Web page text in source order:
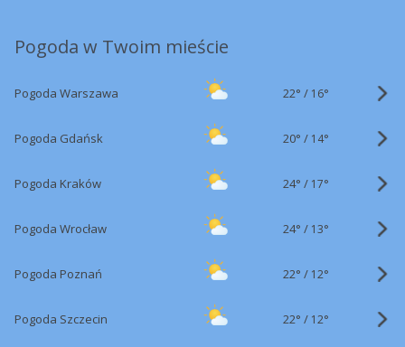
Pogoda w Twoim mieście
Pogoda Warszawa 22° / 16°
Pogoda Gdańsk 20° / 14°
Pogoda Kraków 24° / 17°
Pogoda Wrocław 24° / 13°
Pogoda Poznań 22° / 12°
Pogoda Szczecin 22° / 12°